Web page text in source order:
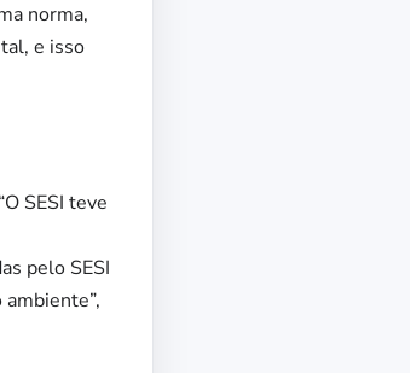
norma,
e isso
SESI teve
pelo SESI